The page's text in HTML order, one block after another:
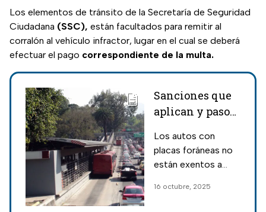
Los elementos de tránsito de la Secretaría de Seguridad
Ciudadana (SSC), están facultados para remitir al
corralón al vehículo infractor, lugar en el cual se deberá
efectuar el pago correspondiente de la multa.
Sanciones que
aplican y pasos
auto con placas
foráneas tiene
CDMX
Los autos con
placas foráneas no
están exentos a
dentro de la CDMX;
16 octubre, 2025